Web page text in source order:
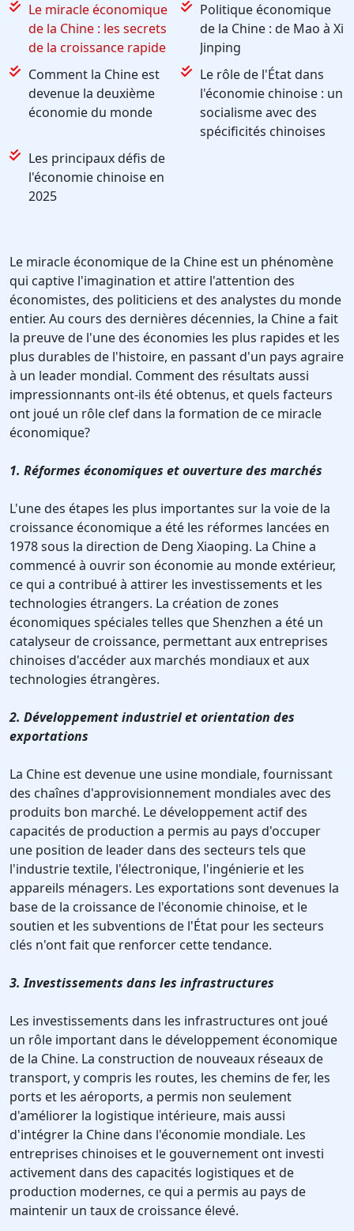
Le miracle économique
de la Chine : les secrets
de la croissance rapide
Politique économique
de la Chine : de Mao à Xi
Jinping
Comment la Chine est
devenue la deuxième
économie du monde
Le rôle de l'État dans
l'économie chinoise : un
socialisme avec des
spécificités chinoises
Les principaux défis de
l'économie chinoise en
2025
Le miracle économique de la Chine est un phénomène
qui captive l'imagination et attire l'attention des
économistes, des politiciens et des analystes du monde
entier. Au cours des dernières décennies, la Chine a fait
la preuve de l'une des économies les plus rapides et les
plus durables de l'histoire, en passant d'un pays agraire
à un leader mondial. Comment des résultats aussi
impressionnants ont-ils été obtenus, et quels facteurs
ont joué un rôle clef dans la formation de ce miracle
économique?
1. Réformes économiques et ouverture des marchés
L'une des étapes les plus importantes sur la voie de la
croissance économique a été les réformes lancées en
1978 sous la direction de Deng Xiaoping. La Chine a
commencé à ouvrir son économie au monde extérieur,
ce qui a contribué à attirer les investissements et les
technologies étrangers. La création de zones
économiques spéciales telles que Shenzhen a été un
catalyseur de croissance, permettant aux entreprises
chinoises d'accéder aux marchés mondiaux et aux
technologies étrangères.
2. Développement industriel et orientation des
exportations
La Chine est devenue une usine mondiale, fournissant
des chaînes d'approvisionnement mondiales avec des
produits bon marché. Le développement actif des
capacités de production a permis au pays d'occuper
une position de leader dans des secteurs tels que
l'industrie textile, l'électronique, l'ingénierie et les
appareils ménagers. Les exportations sont devenues la
base de la croissance de l'économie chinoise, et le
soutien et les subventions de l'État pour les secteurs
clés n'ont fait que renforcer cette tendance.
3. Investissements dans les infrastructures
Les investissements dans les infrastructures ont joué
un rôle important dans le développement économique
de la Chine. La construction de nouveaux réseaux de
transport, y compris les routes, les chemins de fer, les
ports et les aéroports, a permis non seulement
d'améliorer la logistique intérieure, mais aussi
d'intégrer la Chine dans l'économie mondiale. Les
entreprises chinoises et le gouvernement ont investi
activement dans des capacités logistiques et de
production modernes, ce qui a permis au pays de
maintenir un taux de croissance élevé.